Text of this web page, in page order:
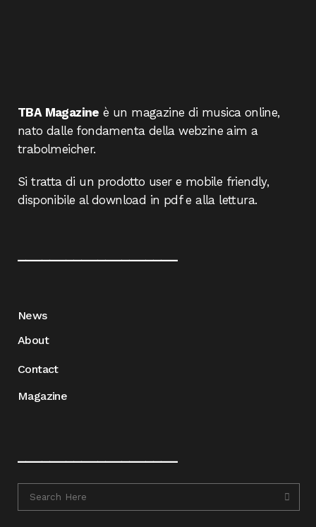
TBA Magazine è un magazine di musica online,
nato dalle fondamenta della webzine aim a
trabolmeicher.
Si tratta di un prodotto user e mobile friendly,
disponibile al download in pdf e alla lettura.
News
About
Contact
Magazine